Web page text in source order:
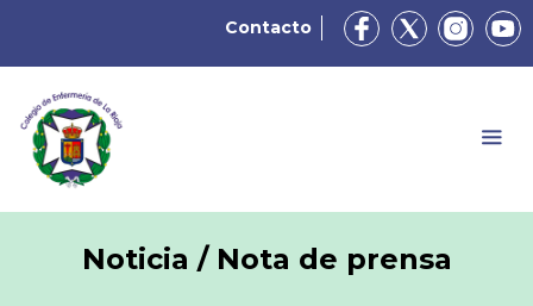
Contacto
Noticia / Nota de prensa